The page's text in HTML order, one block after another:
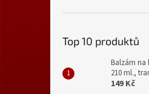
Top 10 produktů
Balzám na
210 ml.,
149 Kč